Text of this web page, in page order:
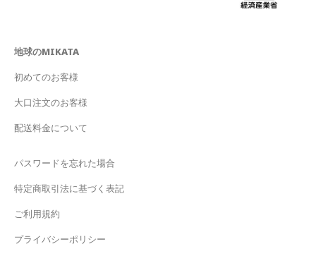
地球のMIKATA
初めてのお客様
大口注文のお客様
配送料金について
パスワードを忘れた場合
特定商取引法に基づく表記
ご利用規約
プライバシーポリシー